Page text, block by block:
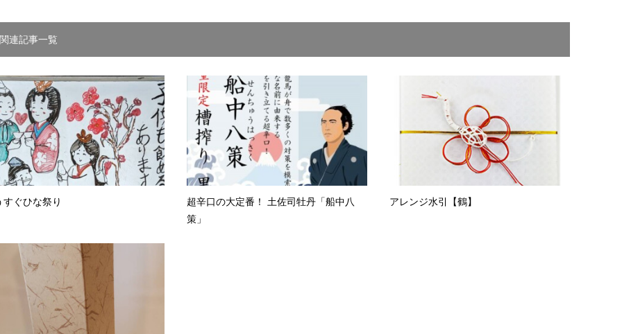
連記事一覧
すぐひな祭り
超辛口の大定番！ 土佐司牡丹「船中八
策」
アレンジ水引【鶴】